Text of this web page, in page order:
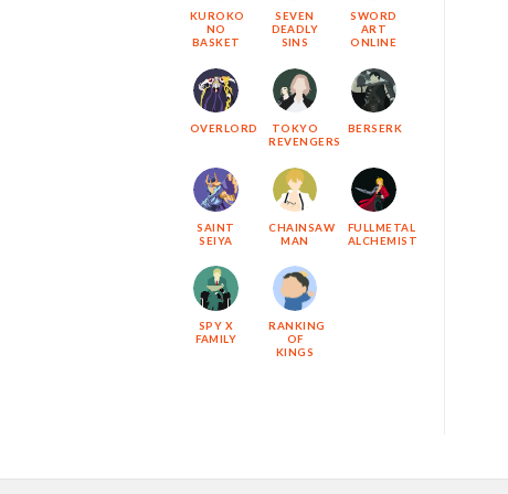
KUROKO
NO
BASKET
SEVEN
DEADLY
SINS
SWORD
ART
ONLINE
OVERLORD
TOKYO
REVENGERS
BERSERK
SAINT
SEIYA
CHAINSAW
MAN
FULLMETAL
ALCHEMIST
SPY X
FAMILY
RANKING
OF
KINGS